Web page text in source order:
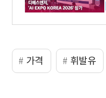
가격 휘발유